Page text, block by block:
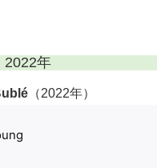
年
（2022年）